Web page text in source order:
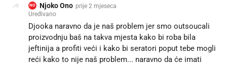
NO Njoko Ono prije 2 mjeseca
Uređivano
Djooka naravno da je naš problem jer smo outsoucali
proizvodnju baš na takva mjesta kako bi roba bila
jeftinija a profiti veći i kako bi seratori poput tebe mogli
reći kako to nije naš problem... naravno da će imati